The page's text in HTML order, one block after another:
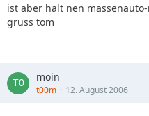
ist aber halt nen
gruss tom
moin
t00m 12. August 2006